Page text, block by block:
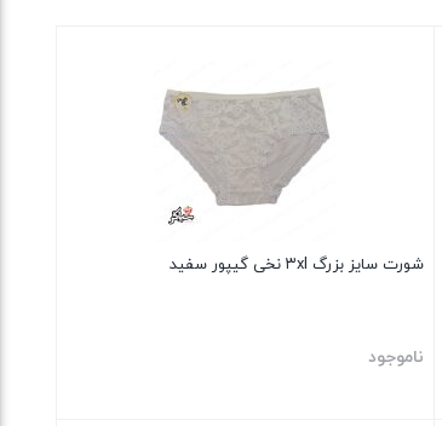
شورت سایز بزرگ ۳xl نخی گیپور سفید
ناموجود